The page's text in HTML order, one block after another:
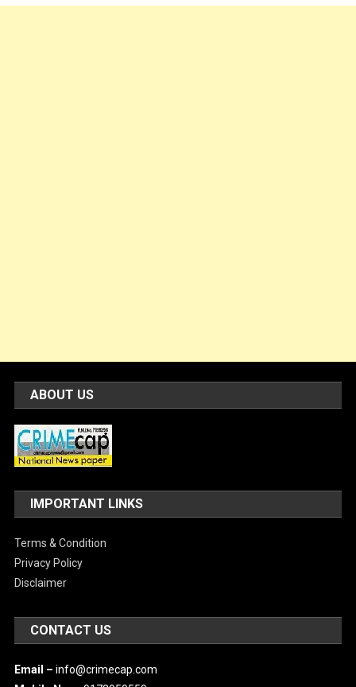
ABOUT US
IMPORTANT LINKS
Terms & Condition
Privacy Policy
Disclaimer
CONTACT US
Email –info@crimecap.com